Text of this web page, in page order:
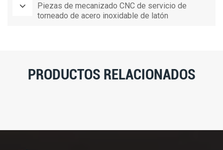
Piezas de mecanizado CNC de servicio de
torneado de acero inoxidable de latón
PRODUCTOS RELACIONADOS